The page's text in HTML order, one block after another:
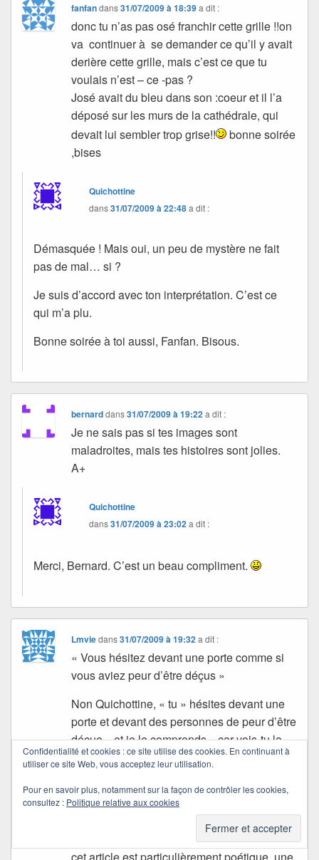
fanfandans31/07/2009 à 18:39 a dit :
donc tu n’as pas osé franchir cette grille !!on
va continuer à se demander ce qu’il y avait
derière cette grille, mais c’est ce que tu
voulais n’est – ce -pas ?
José avait du bleu dans son :coeur et il l’a
déposé sur les murs de la cathédrale, qui
devait lui sembler trop grise!!
bonne soirée
,bises
Quichottine
dans31/07/2009 à 22:48a dit :
Démasquée ! Mais oui, un peu de mystère ne fait
pas de mal… si ?
Je suis d’accord avec ton interprétation. C’est ce
qui m’a plu.
Bonne soirée à toi aussi, Fanfan. Bisous.
bernarddans31/07/2009 à 19:22 a dit :
Je ne sais pas si tes images sont
maladroites, mais tes histoires sont jolies.
A+
Quichottine
dans31/07/2009 à 23:02a dit :
Merci, Bernard. C’est un beau compliment.
Lmviedans31/07/2009 à 19:32 a dit :
« Vous hésitez devant une porte comme si
vous aviez peur d’être déçus »
Non Quichottine, « tu » hésites devant une
porte et devant des personnes de peur d’être
déçue…et je le comprends…car vois-tu la
porte je la pousse, ma curiosité, mon désir
de « savoir » ou de connaître « mieux »
étant plus forts que le risque de la
déception…
Je dois dire que cette façon dont tu as rédigé
cet article est particulièrement poétique, une
Confidentialité et cookies : ce site utilise des cookies. En continuant à
utiliser ce site Web, vous acceptez leur utilisation.
Pour en savoir plus, notamment sur la façon de contrôler les cookies,
consultez : Politique relative aux cookies